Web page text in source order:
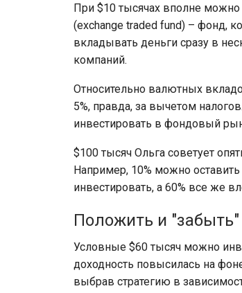
При $10 тысячах вполне можно
(exchange traded fund) – фонд,
вкладывать деньги сразу в
компаний.
Относительно валютных
5%, правда, за вычетом
инвестировать в фондовый
$100 тысяч Ольга советует
Например, 10% можно оставить
инвестировать, а 60% все же
Положить и "забыть"
Условные $60 тысяч можно
доходность повысилась на
выбрав стратегию в